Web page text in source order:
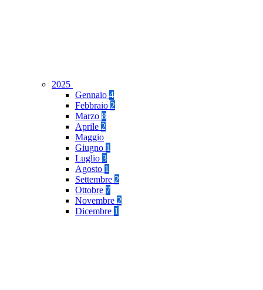
2025
Gennaio 4
Febbraio 2
Marzo 8
Aprile 2
Maggio
Giugno 1
Luglio 3
Agosto 1
Settembre 2
Ottobre 7
Novembre 2
Dicembre 1